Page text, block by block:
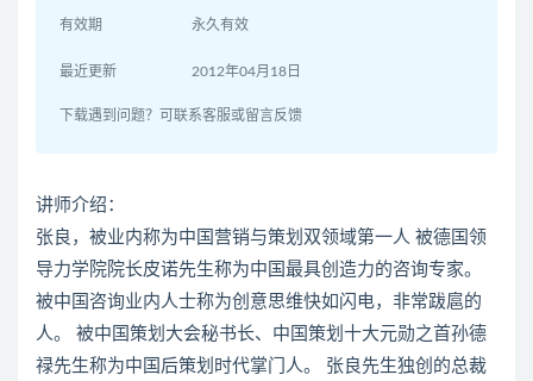
有效期 永久有效
最近更新 2012年04月18日
下载遇到问题？可联系客服或留言反馈
讲师介绍：
张良，被业内称为中国营销与策划双领域第一人 被德国领
导力学院院长皮诺先生称为中国最具创造力的咨询专家。
被中国咨询业内人士称为创意思维快如闪电，非常跋扈的
人。 被中国策划大会秘书长、中国策划十大元勋之首孙德
禄先生称为中国后策划时代掌门人。 张良先生独创的总裁